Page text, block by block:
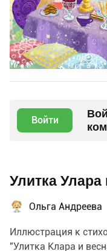
Войти
Улитка Улара
Ольга Андреева
Иллюстрация к
"Улитка Клара и